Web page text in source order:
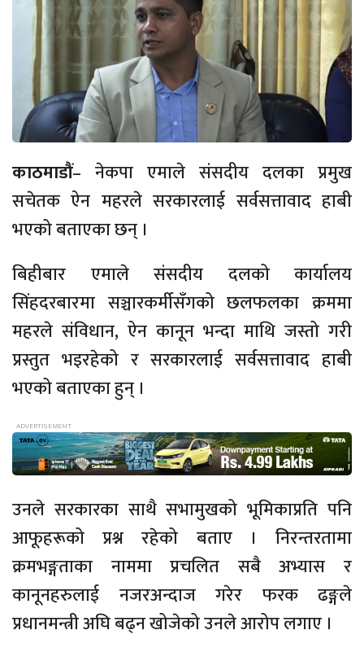
काठमाडौं– नेकपा एमाले संसदीय दलका प्रमुख
सचेतक ऐन महरले सरकारलाई सर्वसत्तावाद हाबी
भएको बताएका छन् ।
बिहीबार एमाले संसदीय दलको कार्यालय
सिंहदरबारमा सञ्चारकर्मीसँगको छलफलका क्रममा
महरले संविधान, ऐन कानून भन्दा माथि जस्तो गरी
प्रस्तुत भइरहेको र सरकारलाई सर्वसत्तावाद हाबी
भएको बताएका हुन् ।
उनले सरकारका साथै सभामुखको भूमिकाप्रति पनि
आफूहरूको प्रश्न रहेको बताए । निरन्तरतामा
क्रमभङ्गताका नाममा प्रचलित सबै अभ्यास र
कानूनहरुलाई नजरअन्दाज गरेर फरक ढङ्गले
प्रधानमन्त्री अघि बढ्न खोजेको उनले आरोप लगाए ।